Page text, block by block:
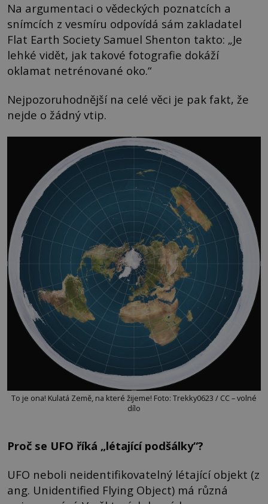
Na argumentaci o vědeckých poznatcích a
snímcích z vesmíru odpovídá sám zakladatel
Flat Earth Society Samuel Shenton takto: „Je
lehké vidět, jak takové fotografie dokáží
oklamat netrénované oko.“
Nejpozoruhodnější na celé věci je pak fakt, že
nejde o žádný vtip.
To je ona! Kulatá Země, na které žijeme! Foto: Trekky0623 / CC – volné
dílo
Proč se UFO říká „létající podšálky“?
UFO neboli neidentifikovatelný létající objekt (z
ang. Unidentified Flying Object) má různá